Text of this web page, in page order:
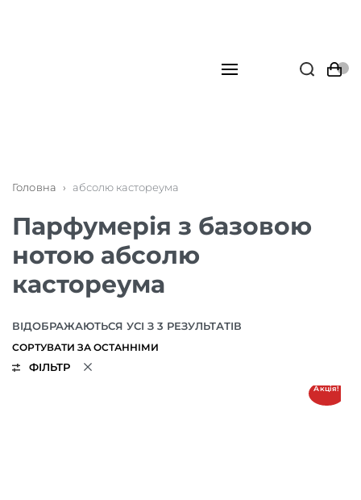
Головна › абсолю кастореума
Парфумерія з базовою
нотою абсолю
кастореума
ВІДОБРАЖАЮТЬСЯ УСІ З 3 РЕЗУЛЬТАТІВ
ФІЛЬТР
Акція!